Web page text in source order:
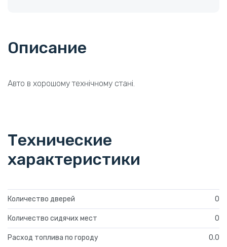
Технические
характеристики
Количество дверей 0
Количество сидячих мест 0
Расход топлива по городу 0.0
Описание
Авто в хорошому технічному стані.